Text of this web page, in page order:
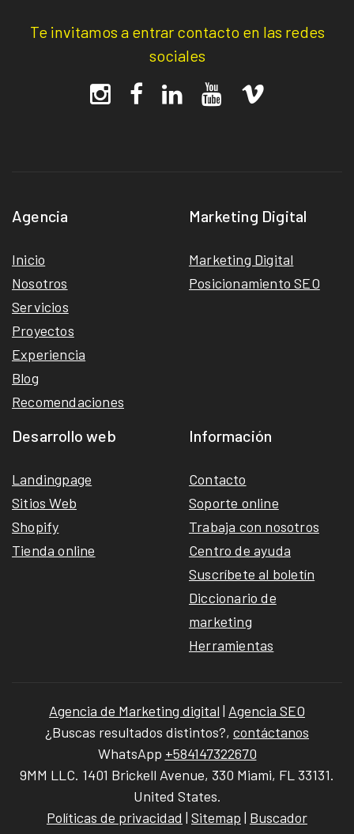
Te invitamos a entrar contacto en las redes
sociales
Agencia
Inicio
Nosotros
Servicios
Proyectos
Experiencia
Blog
Recomendaciones
Marketing Digital
Marketing Digital
Posicionamiento SEO
Desarrollo web
Landingpage
Sitios Web
Shopify
Tienda online
Información
Contacto
Soporte online
Trabaja con nosotros
Centro de ayuda
Suscríbete al boletín
Diccionario de
marketing
Herramientas
Agencia de Marketing digital | Agencia SEO
¿Buscas resultados distintos?, contáctanos
WhatsApp +584147322670
9MM LLC. 1401 Brickell Avenue, 330 Miami, FL 33131.
United States.
Políticas de privacidad | Sitemap | Buscador